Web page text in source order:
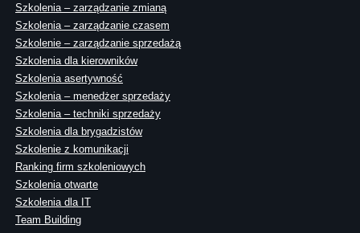
Szkolenia – zarządzanie zmianą
Szkolenia – zarządzanie czasem
Szkolenie – zarządzanie sprzedażą
Szkolenia dla kierowników
Szkolenia asertywność
Szkolenia – menedżer sprzedaży
Szkolenia – techniki sprzedaży
Szkolenia dla brygadzistów
Szkolenie z komunikacji
Ranking firm szkoleniowych
Szkolenia otwarte
Szkolenia dla IT
Team Building